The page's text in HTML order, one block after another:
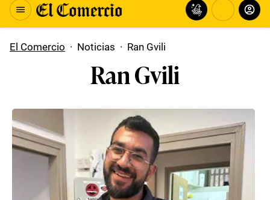
El Comercio · Noticias · Ran Gvili
Ran Gvili